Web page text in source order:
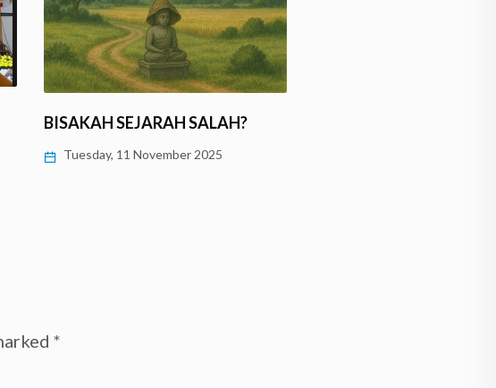
BISAKAH SEJARAH SALAH?
Tuesday, 11 November 2025
*